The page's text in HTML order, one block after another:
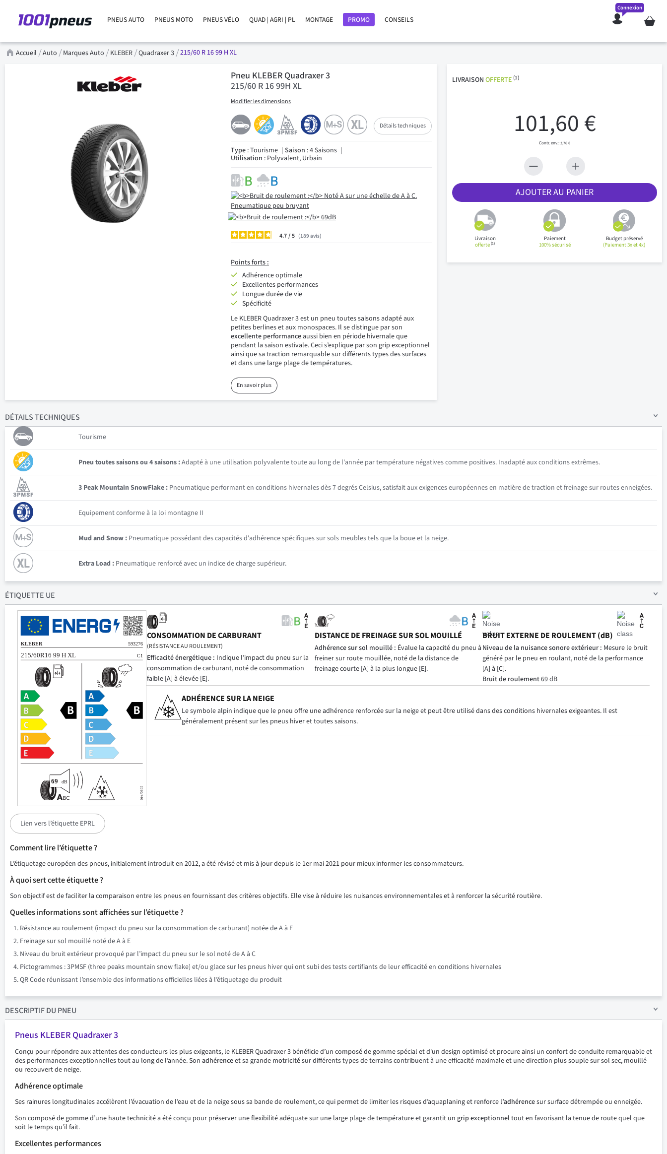
PNEUS AUTO PNEUS MOTO PNEUS VÉLO QUAD | AGRI | PL MONTAGE PROMO CONSEILS Mon
Connexion
Accueil Auto Marques Auto KLEBER Quadraxer 3 215/60 R 16 99 H XL
Pneu KLEBER Quadraxer 3
215/60 R 16 99H XL
Modifier les dimensions
Détails techniques
Type: Tourisme Saison : 4 Saisons
Utilisation : Polyvalent, Urbain
4.7/ 189 avis
Points forts :
Adhérence optimale
Excellentes performances
Longue durée de vie
Spécificité
Le KLEBER Quadraxer 3 est un pneu toutes saisons adapté aux
petites berlines et aux monospaces. Il se distingue par son
excellente performanceaussi bien en période hivernale que
pendant la saison estivale. Ceci s’explique par son grip exceptionnel
ainsi que sa traction remarquable sur différents types des surfaces
et dans une large plage de températures.
En savoir plus
LIVRAISONOFFERTE (1)
101,60 €
3,76 €
AJOUTER AU PANIER
Livraison
offerte(1)
Paiement
100% sécurisé
Budget préservé
(Paiement 3x et 4x)
DÉTAILSTECHNIQUES
Tourisme
Pneu toutes saisons ou 4 saisons :Adapté à une utilisation polyvalente toute au long de l'année par température négatives comme positives. Inadapté aux conditions extrêmes.
3 Peak Mountain SnowFlake : Pneumatique performant en conditions hivernales dès 7 degrés Celsius, satisfait aux exigences européennes en matière de traction et freinage sur routes enneigées.
Equipement conforme à la loi montagne II
Mud and Snow : Pneumatique possédant des capacités d'adhérence spécifiques sur sols meubles tels que la boue et la neige.
Extra Load : Pneumatique renforcé avec un indice de charge supérieur.
ÉTIQUETTE UE
CONSOMMATION DE CARBURANT
(RÉSISTANCE AU ROULEMENT)
Efficacité énergétique : Indique l’impact du pneu sur la
consommation de carburant, noté de consommation
faible [A] à élevée [E].
DISTANCE DE FREINAGE SUR SOL MOUILLÉ
Adhérence sur sol mouillé : Évalue la capacité du pneu à
freiner sur route mouillée, noté de la distance de
freinage courte [A] à la plus longue [E].
BRUIT EXTERNE DE ROULEMENT (dB)
Niveau de la nuisance sonore extérieur : Mesure le bruit
généré par le pneu en roulant, noté de la performance
[A] à [C].
Bruit de roulement69 dB
ADHÉRENCE SUR LA NEIGE
Le symbole alpin indique que le pneu offre une adhérence renforcée sur la neige et peut être utilisé dans des conditions hivernales exigeantes. Il est
généralement présent sur les pneus hiver et toutes saisons.
Lien vers l’étiquette EPRL
Comment lire l’étiquette ?
L’étiquetage européen des pneus, initialement introduit en 2012, a été révisé et mis à jour depuis le 1er mai 2021 pour mieux informer les consommateurs.
À quoi sert cette étiquette ?
Son objectif est de faciliter la comparaison entre les pneus en fournissant des critères objectifs. Elle vise à réduire les nuisances environnementales et à renforcer la sécurité routière.
Quelles informations sont affichées sur l’étiquette ?
Résistance au roulement (impact du pneu sur la consommation de carburant) notée de A à E
Freinage sur sol mouillé noté de A à E
Niveau du bruit extérieur provoqué par l’impact du pneu sur le sol noté de A à C
Pictogrammes : 3PMSF (three peaks mountain snow flake) et/ou glace sur les pneus hiver qui ont subi des tests certifiants de leur efficacité en conditions hivernales
QR Code réunissant l’ensemble des informations officielles liées à l’étiquetage du produit
DESCRIPTIFDU PNEU
Pneus KLEBER Quadraxer 3
Conçu pour répondre aux attentes des conducteurs les plus exigeants, le KLEBER Quadraxer 3 bénéficie d’un composé de gomme spécial et d'un design optimisé et procure ainsi un confort de conduite remarquable et
des performances exceptionnelles tout au long de l’année. Son adhérenceet sa grande motricitésur différents types de terrains contribuent à une efficacité maximale et une direction plus souple sur sol sec, mouillé
ou recouvert de neige.
Adhérence optimale
Ses rainures longitudinales accélèrent l’évacuation de l’eau et de la neige sous sa bande de roulement, ce qui permet de limiter les risques d’aquaplaning et renforce l’adhérencesur surface détrempée ou enneigée.
Son composé de gomme d’une haute technicité a été conçu pour préserver une flexibilité adéquate sur une large plage de température et garantit un grip exceptionneltout en favorisant la tenue de route quel que
soit le temps qu’il fait.
Excellentes performances